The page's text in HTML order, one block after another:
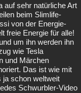
auf sehr natürliche Art
beim Slimlife-
von der Energie-
freie Energie für alle!
um ihn werden ihn
wie Tesla
und Märchen
Das ist wie mit
ja schon weltweit
Schwurbler-Video